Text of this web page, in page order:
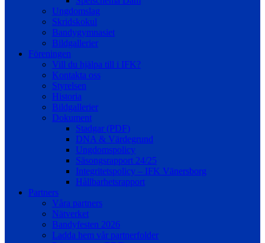
Ungdomslag
Skridskokul
Bandygymnasiet
Bildgallerier
Föreningen
Vill du hjälpa till i IFK?
Kontakta oss
Styrelsen
Historia
Bildgallerier
Dokument
Stadgar (PDF)
DNA & Värdegrund
Ungdomspolicy
Säsongsrapport 24/25
Integritetspolicy – IFK Vänersborg
Hållbarhetsrapport
Partners
Våra partners
Nätverket
Bandyfesten 2026
Ladda hem vår partnerfolder